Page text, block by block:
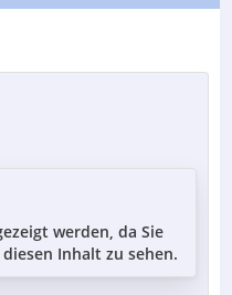
werden, da Sie
Inhalt zu sehen.